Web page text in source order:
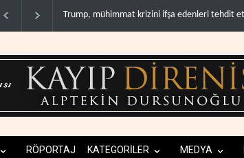
Demokratlar: Trump Batı Şeria'da işgalci
RÖPORTAJ KATEGORİLER MEDYA